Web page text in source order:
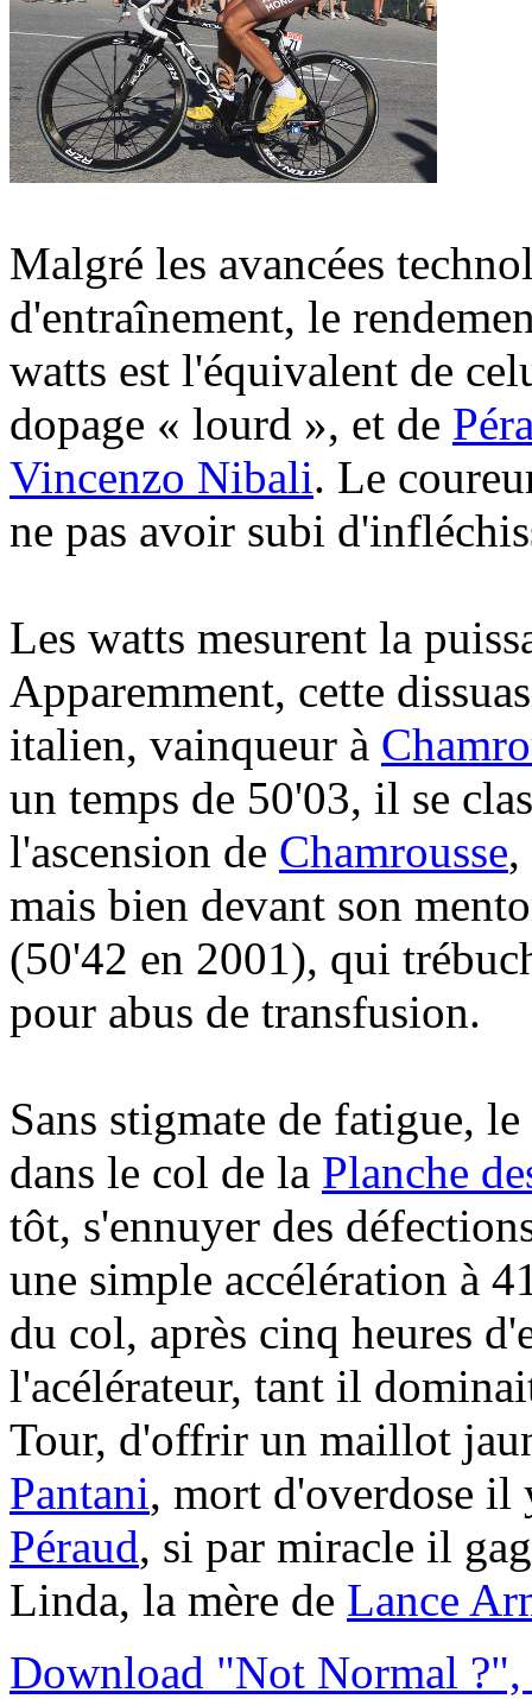
Malgré les avancées
d'entraînement, le
watts est l'équivalent de
dopage « lourd », et de
Vincenzo Nibali. Le
ne pas avoir subi
Les watts mesurent la
Apparemment, cette
italien, vainqueur à
un temps de 50'03, il se
l'ascension de Chamrousse,
mais bien devant son
(50'42 en 2001), qui
pour abus de transfusion.
Sans stigmate de fatigue,
dans le col de la Planche
tôt, s'ennuyer des
une simple accélération à
du col, après cinq heures
l'acélérateur, tant il
Tour, d'offrir un maillot
Pantani, mort d'overdose
Péraud, si par miracle il
Linda, la mère de Lance
Download "Not Normal ?",